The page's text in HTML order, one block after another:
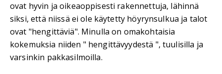
ovat hyvin ja oikeaoppisesti rakennettuja, lähinnä
siksi, että niissä ei ole käytetty höyrynsulkua ja talot
ovat "hengittäviä". Minulla on omakohtaisia
kokemuksia niiden " hengittävyydestä ", tuulisilla ja
varsinkin pakkasilmoilla.